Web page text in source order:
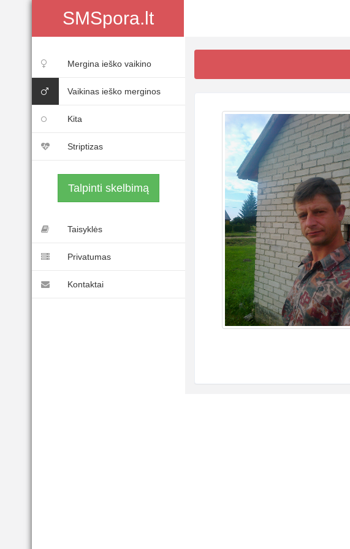
SMSpora.lt
Mergina ieško vaikino
Vaikinas ieško merginos
Kita
Striptizas
Talpinti skelbimą
Taisyklės
Privatumas
Kontaktai